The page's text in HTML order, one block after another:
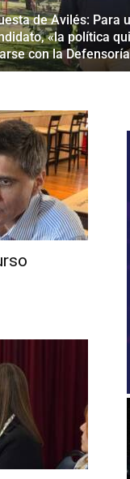
de Avilés: Para
«la política
con la